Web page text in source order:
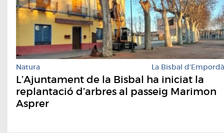
Natura La Bisbal d'Empordà
L’Ajuntament de la Bisbal ha iniciat la
replantació d’arbres al passeig Marimon
Asprer